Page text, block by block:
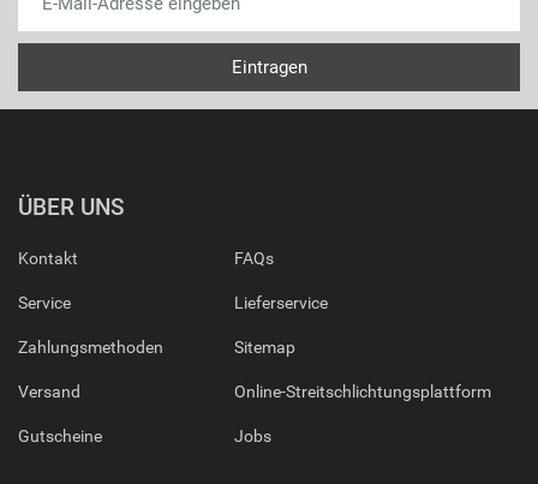
ÜBER UNS
Kontakt
Service
Zahlungsmethoden
Versand
Gutscheine
FAQs
Lieferservice
Sitemap
Online-Streitschlichtungsplattform
Jobs